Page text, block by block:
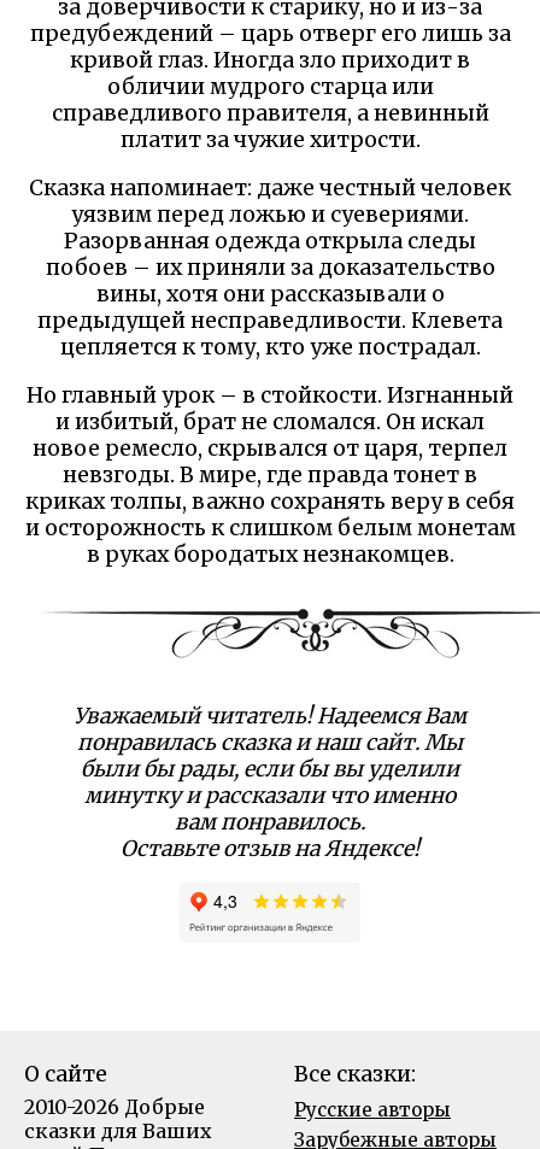
за доверчивости к старику, но и из-за
предубеждений – царь отверг его лишь за
кривой глаз. Иногда зло приходит в
обличии мудрого старца или
справедливого правителя, а невинный
платит за чужие хитрости.
Сказка напоминает: даже честный человек
уязвим перед ложью и суевериями.
Разорванная одежда открыла следы
побоев – их приняли за доказательство
вины, хотя они рассказывали о
предыдущей несправедливости. Клевета
цепляется к тому, кто уже пострадал.
Но главный урок – в стойкости. Изгнанный
и избитый, брат не сломался. Он искал
новое ремесло, скрывался от царя, терпел
невзгоды. В мире, где правда тонет в
криках толпы, важно сохранять веру в себя
и осторожность к слишком белым монетам
в руках бородатых незнакомцев.
Уважаемый читатель! Надеемся Вам
понравилась сказка и наш сайт. Мы
были бы рады, если бы вы уделили
минутку и рассказали что именно
вам понравилось.
Оставьте отзыв на Яндексе!
О сайте
2010-2026 Добрые
сказки для Ваших
Все сказки:
Русские авторы
Зарубежные авторы